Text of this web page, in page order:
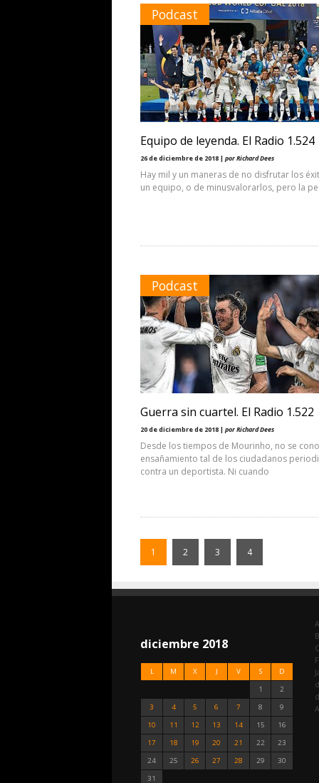
Podcast
Equipo de leyenda. El Radio 1.524
26 de diciembre de 2018 | por Richard Dees
Hay mil y un maneras de no disfrutar los
un equipo, o de minusvalorarlos, pero la
Podcast
Guerra sin cuartel. El Radio 1.522
20 de diciembre de 2018 | por Richard Dees
Desde los tiempos de Mourinho, no se
ensañamiento tal de los ciudadanos
contra un deportista. Ni cuando
1 2 3 4
diciembre 2018
L M X J V S D
1
2
3
4 5 6 7 8
9
10
11 12 13 14 15
16
17
18 19 20 21 22
23
24
25 26 27 28 29
30
31